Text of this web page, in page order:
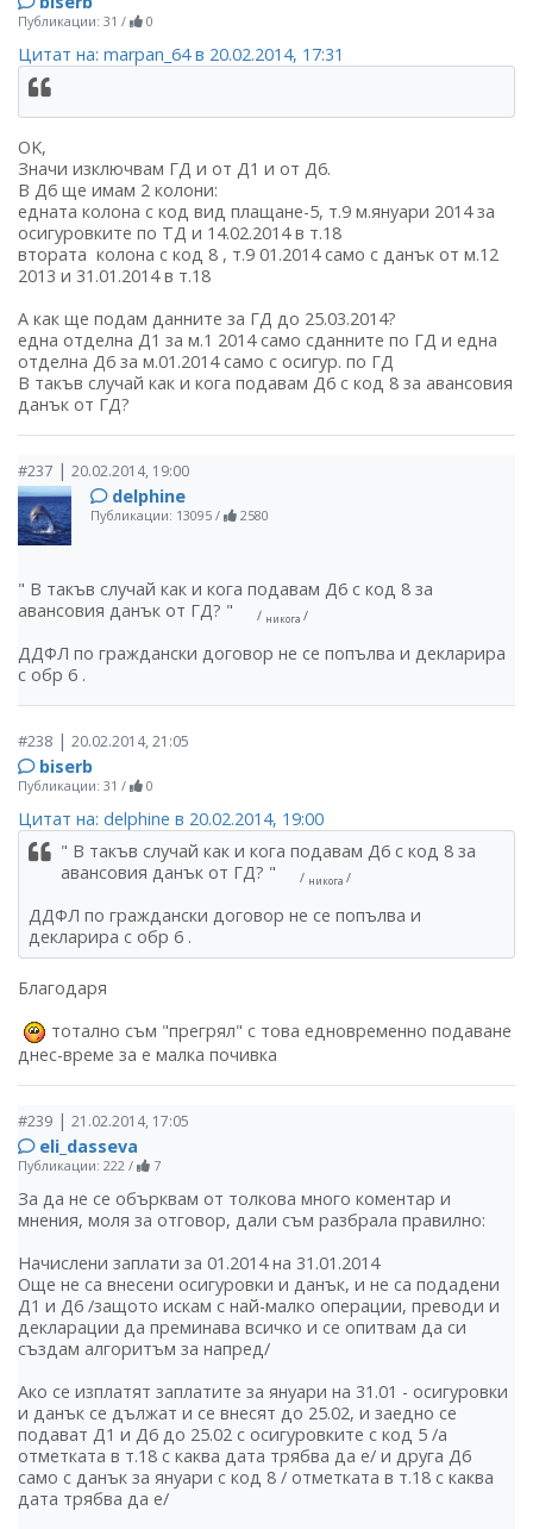
Публикации: 31 / 0
Цитат на: marpan_64 в 20.02.2014, 17:31
OK,
Значи изключвам ГД и от Д1 и от Д6.
В Д6 ще имам 2 колони:
едната колона с код вид плащане-5, т.9 м.януари 2014 за
осигуровките по ТД и 14.02.2014 в т.18
втората колона с код 8 , т.9 01.2014 само с данък от м.12
2013 и 31.01.2014 в т.18
А как ще подам данните за ГД до 25.03.2014?
една отделна Д1 за м.1 2014 само сданните по ГД и една
отделна Д6 за м.01.2014 само с осигур. по ГД
В такъв случай как и кога подавам Д6 с код 8 за авансовия
данък от ГД?
#237 | 20.02.2014, 19:00
delphine
Публикации: 13095 / 2580
" В такъв случай как и кога подавам Д6 с код 8 за
авансовия данък от ГД? "
/ никога /
ДДФЛ по граждански договор не се попълва и декларира
с обр 6 .
#238 | 20.02.2014, 21:05
biserb
Публикации: 31 / 0
Цитат на: delphine в 20.02.2014, 19:00
" В такъв случай как и кога подавам Д6 с код 8 за
авансовия данък от ГД? "
/ никога /
ДДФЛ по граждански договор не се попълва и
декларира с обр 6 .
Благодаря
тотално съм "прегрял" с това едновременно подаване
днес-време за е малка почивка
#239 | 21.02.2014, 17:05
eli_dasseva
Публикации: 222 / 7
За да не се обърквам от толкова много коментар и
мнения, моля за отговор, дали съм разбрала правилно:
Начислени заплати за 01.2014 на 31.01.2014
Още не са внесени осигуровки и данък, и не са подадени
Д1 и Д6 /защото искам с най-малко операции, преводи и
декларации да преминава всичко и се опитвам да си
създам алгоритъм за напред/
Ако се изплатят заплатите за януари на 31.01 - осигуровки
и данък се дължат и се внесят до 25.02, и заедно се
подават Д1 и Д6 до 25.02 с осигуровките с код 5 /а
отметката в т.18 с каква дата трябва да е/ и друга Д6
само с данък за януари с код 8 / отметката в т.18 с каква
дата трябва да е/